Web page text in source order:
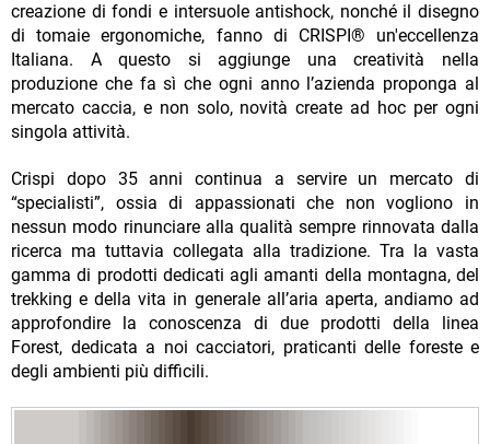
creazione di fondi e intersuole antishock, nonché il disegno
di tomaie ergonomiche, fanno di CRISPI® un'eccellenza
Italiana. A questo si aggiunge una creatività nella
produzione che fa sì che ogni anno l’azienda proponga al
mercato caccia, e non solo, novità create ad hoc per ogni
singola attività.
Crispi dopo 35 anni continua a servire un mercato di
“specialisti”, ossia di appassionati che non vogliono in
nessun modo rinunciare alla qualità sempre rinnovata dalla
ricerca ma tuttavia collegata alla tradizione. Tra la vasta
gamma di prodotti dedicati agli amanti della montagna, del
trekking e della vita in generale all’aria aperta, andiamo ad
approfondire la conoscenza di due prodotti della linea
Forest, dedicata a noi cacciatori, praticanti delle foreste e
degli ambienti più difficili.